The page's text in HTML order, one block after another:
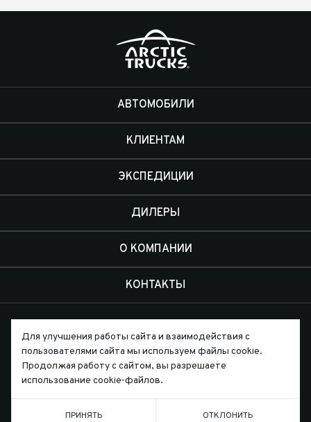
АВТОМОБИЛИ
КЛИЕНТАМ
ЭКСПЕДИЦИИ
ДИЛЕРЫ
О КОМПАНИИ
КОНТАКТЫ
Письмо директору
Для улучшения работы сайта и взаимодействия с
пользователями сайта мы используем файлы cookie.
Продолжая работу с сайтом, вы разрешаете
использование cookie-файлов.
ПРИНЯТЬ ОТКЛОНИТЬ